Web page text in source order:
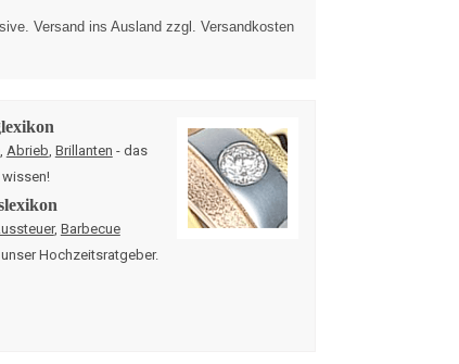
Versand ins Ausland zzgl. Versandkosten
Abrieb Brillanten - das
, Barbecue
Hochzeitsratgeber.